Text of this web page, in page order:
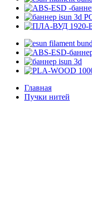
Главная
Пучки нитей